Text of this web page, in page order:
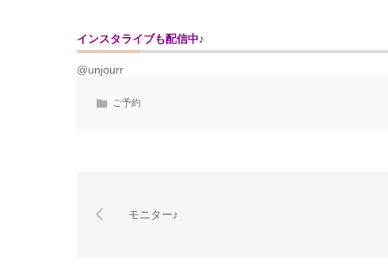
インスタライブも配信中♪
@unjourr
ご予約
モニター♪